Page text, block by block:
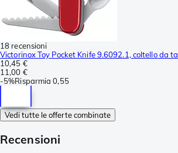
18 recensioni
Victorinox Toy Pocket Knife 9.6092.1, coltello da
10,45 €
11,00 €
-5%Risparmia 0,55
Vedi tutte le offerte combinate
Recensioni